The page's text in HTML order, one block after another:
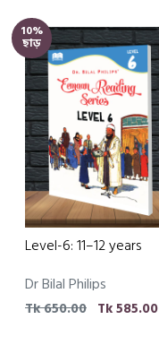
10%
ছাড়
Level-6: 11–12 years
Dr Bilal Philips
Tk 650.00 Tk 585.00